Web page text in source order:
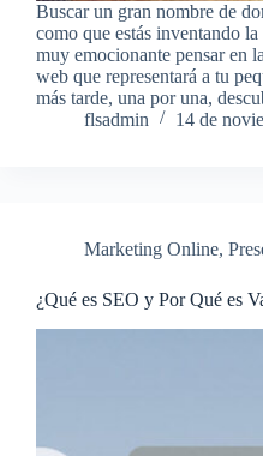
Buscar un gran nombre de
como que estás inventando
muy emocionante pensar en
web que representará a tu
más tarde, una por una,
flsadmin
14 de
Marketing Online,
¿Qué es SEO y Por Qué es